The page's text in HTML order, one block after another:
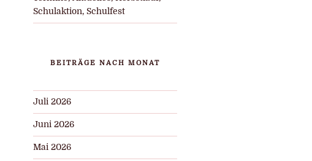
Schulaktion, Schulfest
BEITRÄGE NACH MONAT
Juli 2026
Juni 2026
Mai 2026